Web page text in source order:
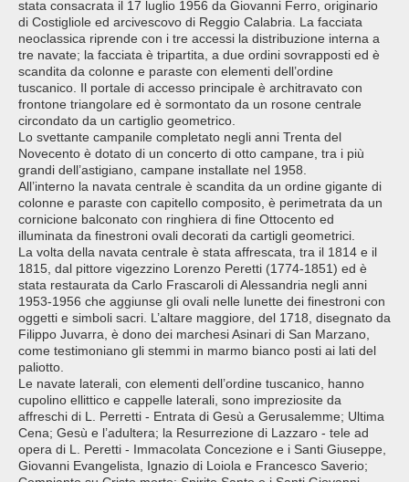
stata consacrata il 17 luglio 1956 da Giovanni Ferro, originario
di Costigliole ed arcivescovo di Reggio Calabria. La facciata
neoclassica riprende con i tre accessi la distribuzione interna a
tre navate; la facciata è tripartita, a due ordini sovrapposti ed è
scandita da colonne e paraste con elementi dell’ordine
tuscanico. Il portale di accesso principale è architravato con
frontone triangolare ed è sormontato da un rosone centrale
circondato da un cartiglio geometrico.
Lo svettante campanile completato negli anni Trenta del
Novecento è dotato di un concerto di otto campane, tra i più
grandi dell’astigiano, campane installate nel 1958.
All’interno la navata centrale è scandita da un ordine gigante di
colonne e paraste con capitello composito, è perimetrata da un
cornicione balconato con ringhiera di fine Ottocento ed
illuminata da finestroni ovali decorati da cartigli geometrici.
La volta della navata centrale è stata affrescata, tra il 1814 e il
1815, dal pittore vigezzino Lorenzo Peretti (1774-1851) ed è
stata restaurata da Carlo Frascaroli di Alessandria negli anni
1953-1956 che aggiunse gli ovali nelle lunette dei finestroni con
oggetti e simboli sacri. L’altare maggiore, del 1718, disegnato da
Filippo Juvarra, è dono dei marchesi Asinari di San Marzano,
come testimoniano gli stemmi in marmo bianco posti ai lati del
paliotto.
Le navate laterali, con elementi dell’ordine tuscanico, hanno
cupolino ellittico e cappelle laterali, sono impreziosite da
affreschi di L. Perretti - Entrata di Gesù a Gerusalemme; Ultima
Cena; Gesù e l’adultera; la Resurrezione di Lazzaro - tele ad
opera di L. Peretti - Immacolata Concezione e i Santi Giuseppe,
Giovanni Evangelista, Ignazio di Loiola e Francesco Saverio;